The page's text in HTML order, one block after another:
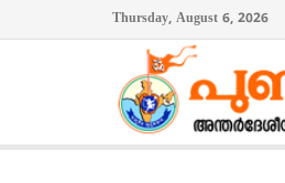
Thursday, August 6, 2026